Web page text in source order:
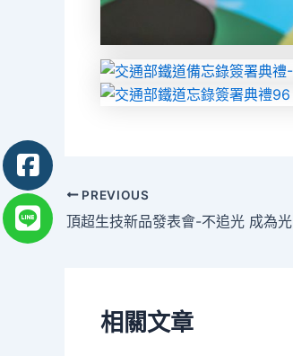
Post
navigation
PREVIOUS
頂超生技新品發表會-不追光 成為光
相關文章